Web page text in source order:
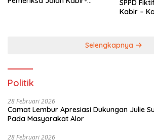
SPPD
Kabir –
Selengkapnya
Politik
28 Februari 2026
Camat Lembur Apresiasi Dukungan Julie
Pada Masyarakat Alor
28 Februari 2026